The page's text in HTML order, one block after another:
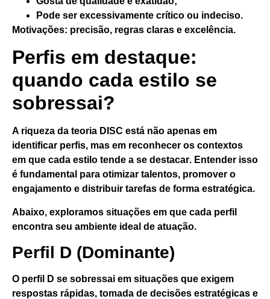
Pode ser excessivamente crítico ou indeciso.
Motivações: precisão, regras claras e excelência.
Perfis em destaque:
quando cada estilo se
sobressai?
A riqueza da teoria DISC está não apenas em
identificar perfis, mas em reconhecer os contextos
em que cada estilo tende a se destacar. Entender isso
é fundamental para otimizar talentos, promover o
engajamento e distribuir tarefas de forma estratégica.
Abaixo, exploramos situações em que cada perfil
encontra seu ambiente ideal de atuação.
Perfil D (Dominante)
O perfil D se sobressai em situações que exigem
respostas rápidas, tomada de decisões estratégicas e